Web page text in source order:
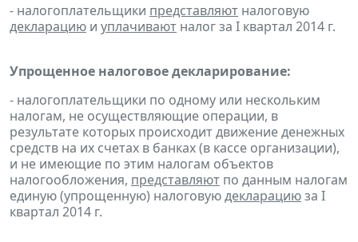
- налогоплательщики представляют налоговую
декларацию и уплачивают налог за I квартал 2014 г.
Упрощенное налоговое декларирование:
- налогоплательщики по одному или нескольким
налогам, не осуществляющие операции, в
результате которых происходит движение денежных
средств на их счетах в банках (в кассе организации),
и не имеющие по этим налогам объектов
налогообложения, представляют по данным налогам
единую (упрощенную) налоговуюдекларациюза I
квартал 2014 г.